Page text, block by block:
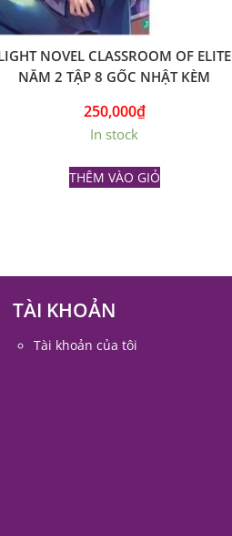
NOVEL CLASSROOM OF ELITE
NĂM 2 TẬP 8 GỐC NHẬT KÈM
250,000₫
In stock
THÊM VÀO GIỎ
TÀI KHOẢN
Tài khoản của tôi